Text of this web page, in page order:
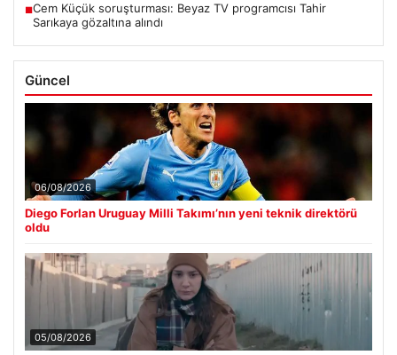
■Cem Küçük soruşturması: Beyaz TV programcısı Tahir
Sarıkaya gözaltına alındı
Güncel
06/08/2026
Diego Forlan Uruguay Milli Takımı’nın yeni teknik direktörü
oldu
05/08/2026